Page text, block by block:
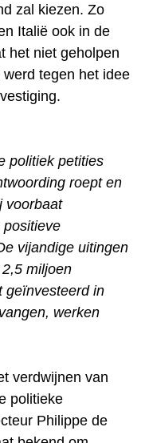
zal kiezen. Zo
Italië ook in de
het niet geholpen
tegen het idee
politiek petities
roept en
voorbaat
positieve
vijandige uitingen
miljoen
geïnvesteerd in
werken
verdwijnen van
politieke
Philippe de